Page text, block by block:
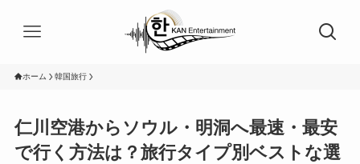
ホーム 韓国旅行
仁川空港からソウル・明洞へ最速・最安
で行く方法は？旅行タイプ別ベストな選